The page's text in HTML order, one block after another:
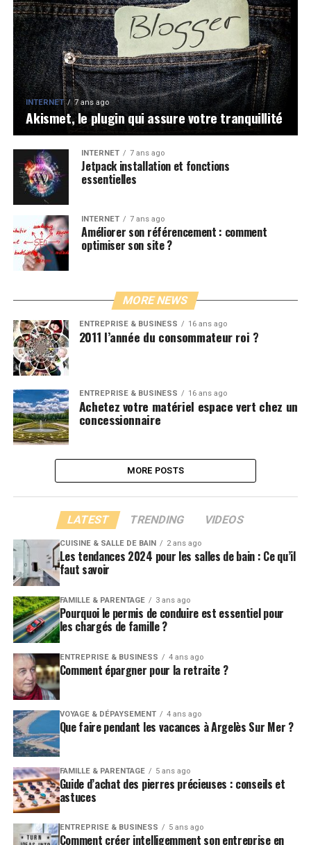
INTERNET 7 ans ago
Akismet, le plugin qui assure votre tranquillité
INTERNET 7 ans ago
Jetpack installation et fonctions
essentielles
INTERNET 7 ans ago
Améliorer son référencement : comment
optimiser son site ?
MORE NEWS
ENTREPRISE & BUSINESS 16 ans ago
2011 l’année du consommateur roi ?
ENTREPRISE & BUSINESS 16 ans ago
Achetez votre matériel espace vert chez un
concessionnaire
MORE POSTS
LATEST TRENDING VIDEOS
CUISINE & SALLE DE BAIN 2 ans ago
Les tendances 2024 pour les salles de bain : Ce qu’il
faut savoir
FAMILLE & PARENTAGE 3 ans ago
Pourquoi le permis de conduire est essentiel pour
les chargés de famille ?
ENTREPRISE & BUSINESS 4 ans ago
Comment épargner pour la retraite ?
VOYAGE & DÉPAYSEMENT 4 ans ago
Que faire pendant les vacances à Argelès Sur Mer ?
FAMILLE & PARENTAGE 5 ans ago
Guide d’achat des pierres précieuses : conseils et
astuces
ENTREPRISE & BUSINESS 5 ans ago
Comment créer intelligemment son entreprise en